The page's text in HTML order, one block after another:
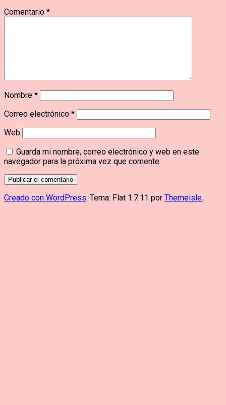
Comentario *
Nombre *
Correo electrónico *
Web
Guarda mi nombre, correo electrónico y web en este
navegador para la próxima vez que comente.
Creado con WordPress. Tema: Flat 1.7.11 por Themeisle.